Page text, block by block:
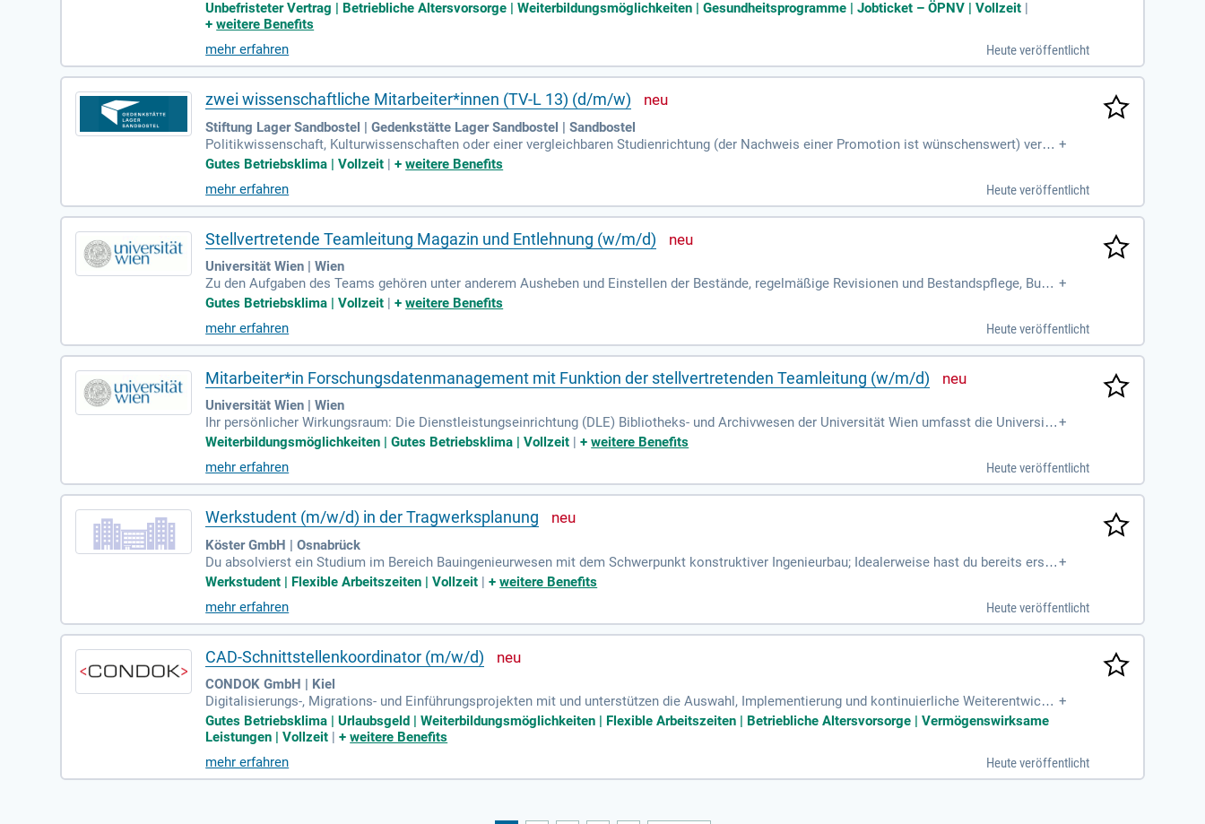
stleistungen; Schriftgutverwaltung (ohne Verschlusssachen); Internes Raummanagement einschl.
Unbefristeter Vertrag | Betriebliche Altersvorsorge | Weiterbildungsmöglichkeiten | Gesundheitsprogramme | Jobticket – ÖPNV | Vollzeit
+weitere Benefits
mehr erfahren
Heute veröffentlicht
zwei wissenschaftliche Mitarbeiter*innen (TV-L 13) (d/m/w)
Stiftung Lager Sandbostel | Gedenkstätte Lager Sandbostel | Sandbostel
Politikwissenschaft, Kulturwissenschaften oder einer vergleichbaren Studienrichtung (der Nachweis einer Promotion ist wünschenswert) vertie
fte Kenntnisse der Geschichte des Nationalsozialismus, des Zweiten Weltkriegs und des nationalsozialistischen Kriegsgefangenenwesens
+
Gutes Betriebsklima | Vollzeit |+weitere Benefits
mehr erfahren
Heute veröffentlicht
Stellvertretende Teamleitung Magazin und Entlehnung (w/m/d)
Universität Wien | Wien
Zu den Aufgaben des Teams gehören unter anderem Ausheben und Einstellen der Bestände, regelmäßige Revisionen und Bestandspflege, Buch
ausgabe und -rücknahme, Schalter- und Springerdienste, Mahnwesen und Feedbackmanagement rund um die Entlehnung, grundlegende
+
Gutes Betriebsklima | Vollzeit |+weitere Benefits
mehr erfahren
Heute veröffentlicht
Mitarbeiter*in Forschungsdatenmanagement mit Funktion der stellvertretenden Teamleitung (w/m/d)
Universität Wien | Wien
Ihr persönlicher Wirkungsraum: Die Dienstleistungseinrichtung (DLE) Bibliotheks- und Archivwesen der Universität Wien umfasst die Universitä
tsbibliothek mit der Hauptbibliothek und 33 Fachbibliotheken sowie das Archiv der Universität Wien.
+
Weiterbildungsmöglichkeiten | Gutes Betriebsklima | Vollzeit |+weitere Benefits
mehr erfahren
Heute veröffentlicht
Werkstudent (m/w/d) in der Tragwerksplanung
Köster GmbH | Osnabrück
Du absolvierst ein Studium im Bereich Bauingenieurwesen mit dem Schwerpunkt konstruktiver Ingenieurbau; Idealerweise hast du bereits erste
Erfahrungen in der Tragwerksplanung und softwaregestützter Berechnung gesammelt, zum Beispiel durch Praktika oder
+
Werkstudent | Flexible Arbeitszeiten | Vollzeit |+weitere Benefits
mehr erfahren
Heute veröffentlicht
CAD-Schnittstellenkoordinator (m/w/d)
CONDOK GmbH | Kiel
Digitalisierungs-, Migrations- und Einführungsprojekten mit und unterstützen die Auswahl, Implementierung und kontinuierliche Weiterentwickl
ung moderner Engineering-Tools und Technologien: Sie verfügen über ein abgeschlossenes Studium der Informatik, des Ingenieurwesens
+
Gutes Betriebsklima | Urlaubsgeld | Weiterbildungsmöglichkeiten | Flexible Arbeitszeiten | Betriebliche Altersvorsorge | Vermögenswirksame
Leistungen | Vollzeit |+weitere Benefits
mehr erfahren
Heute veröffentlicht